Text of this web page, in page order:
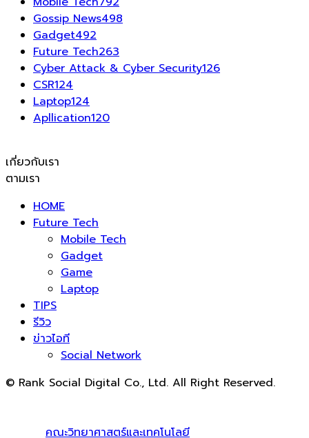
Gossip News498
Gadget492
Future Tech263
Cyber Attack & Cyber Security126
CSR124
Laptop124
Apllication120
เกี่ยวกับเรา
ตามเรา
HOME
Future Tech
Mobile Tech
Gadget
Game
Laptop
TIPS
รีวิว
ข่าวไอที
Social Network
© Rank Social Digital Co., Ltd. All Right Reserved.
คณะวิทยาศาสตร์และเทคโนโลยี